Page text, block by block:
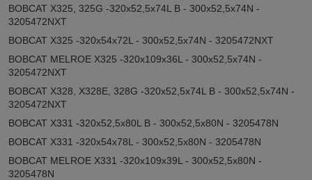
BOBCAT X325, 325G -320x52,5x74L B - 300x52,5x74N -
3205472NXT
BOBCAT X325 -320x54x72L - 300x52,5x74N - 3205472NXT
BOBCAT MELROE X325 -320x109x36L - 300x52,5x74N -
3205472NXT
BOBCAT X328, X328E, 328G -320x52,5x74L B - 300x52,5x74N -
3205472NXT
BOBCAT X331 -320x52,5x80L B - 300x52,5x80N - 3205478N
BOBCAT X331 -320x54x78L - 300x52,5x80N - 3205478N
BOBCAT MELROE X331 -320x109x39L - 300x52,5x80N -
3205478N